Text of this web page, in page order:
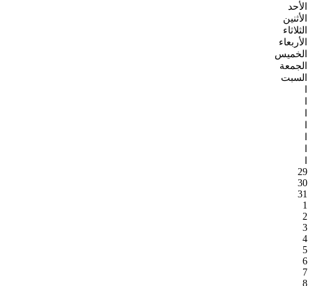
الأحد
الأثنين
الثلاثاء
الأربعاء
الخميس
الجمعة
السبت
ا
ا
ا
ا
ا
ا
ا
29
30
31
1
2
3
4
5
6
7
8